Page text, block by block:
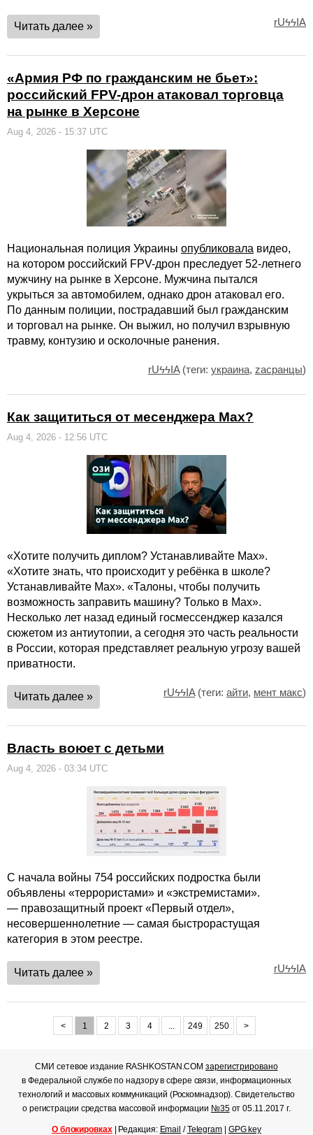
Читать далее » rUϟϟIA
«Армия РФ по гражданским не бьет»:
российский FPV-дрон атаковал торговца
на рынке в Херсоне
Aug 4, 2026 - 15:37 UTC
Национальная полиция Украины опубликовала видео,
на котором российский FPV-дрон преследует 52-летнего
мужчину на рынке в Херсоне. Мужчина пытался
укрыться за автомобилем, однако дрон атаковал его.
По данным полиции, пострадавший был гражданским
и торговал на рынке. Он выжил, но получил взрывную
травму, контузию и осколочные ранения.
rUϟϟIA(теги: украина, zасранцы)
Как защититься от месенджера Max?
Aug 4, 2026 - 12:56 UTC
«Хотите получить диплом? Устанавливайте Max».
«Хотите знать, что происходит у ребёнка в школе?
Устанавливайте Max». «Талоны, чтобы получить
возможность заправить машину? Только в Max».
Несколько лет назад единый госмессенджер казался
сюжетом из антиутопии, а сегодня это часть реальности
в России, которая представляет реальную угрозу вашей
приватности.
Читать далее » rUϟϟIA(теги: айти, мент макс)
Власть воюет с детьми
Aug 4, 2026 - 03:34 UTC
С начала войны 754 российских подростка были
объявлены «террористами» и «экстремистами».
— правозащитный проект «Первый отдел»,
несовершеннолетние — самая быстрорастущая
категория в этом реестре.
Читать далее » rUϟϟIA
< 1 2 3 4 ... 249 250 >
СМИ сетевое издание RASHKOSTAN.COMзарегистрировано
в Федеральной службе по надзору в сфере связи, информационных
технологий и массовых коммуникаций (Роскомнадзор). Свидетельство
о регистрации средства массовой информации №35от 05.11.2017 г.
О блокировках| Редакция: Email /Telegram| GPG key